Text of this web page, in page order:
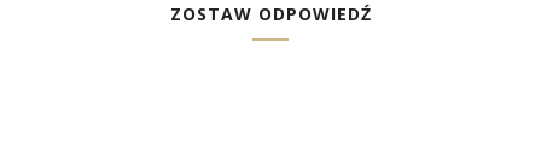
ZOSTAW ODPOWIEDŹ